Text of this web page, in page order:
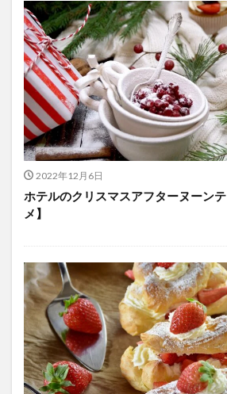
2022年12月6日
ホテルのクリスマスアフターヌーン
メ】